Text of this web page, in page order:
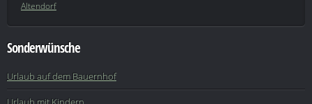
Altendorf
Sonderwünsche
Urlaub auf dem Bauernhof